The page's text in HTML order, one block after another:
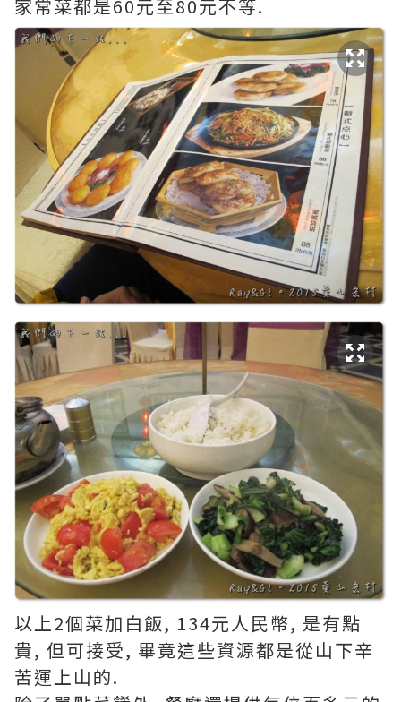
家常菜都是60元至80元不等.
以上2個菜加白飯, 134元人民幣, 是有點
貴, 但可接受, 畢竟這些資源都是從山下辛
苦運上山的.